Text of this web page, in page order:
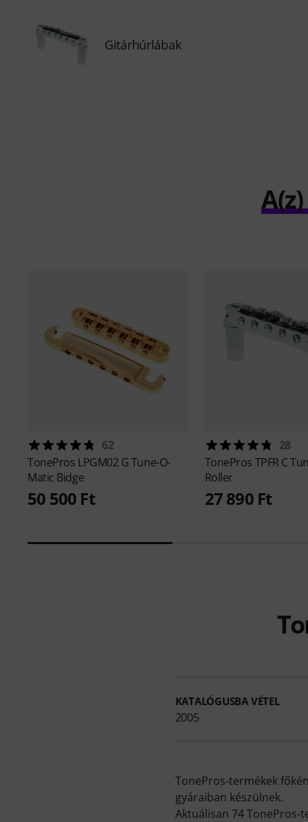
Gitárhúrlábak
62
TonePros LPGM02 G Tune-O-
Matic Bidge
50 500 Ft
28
TonePros TPFR C
Roller
27 890 Ft
KATALÓGUSBA VÉTEL
2005
TonePros-termékek
gyáraiban készülnek.
Aktuálisan 74 TonePros-